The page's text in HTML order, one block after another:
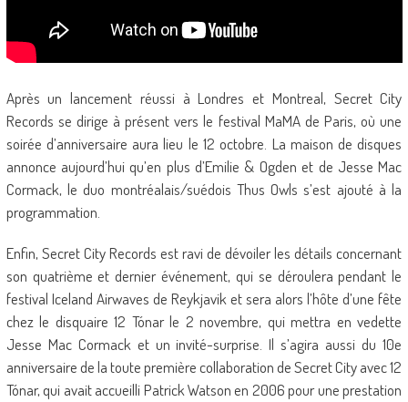
Après un lancement réussi à Londres et Montreal, Secret City
Records se dirige à présent vers le festival MaMA de Paris, où une
soirée d’anniversaire aura lieu le 12 octobre. La maison de disques
annonce aujourd’hui qu’en plus d’Emilie & Ogden et de Jesse Mac
Cormack, le duo montréalais/suédois Thus Owls s’est ajouté à la
programmation.
Enfin, Secret City Records est ravi de dévoiler les détails concernant
son quatrième et dernier événement, qui se déroulera pendant le
festival Iceland Airwaves de Reykjavik et sera alors l’hôte d’une fête
chez le disquaire 12 Tónar le 2 novembre, qui mettra en vedette
Jesse Mac Cormack et un invité-surprise. Il s’agira aussi du 10e
anniversaire de la toute première collaboration de Secret City avec 12
Tónar, qui avait accueilli Patrick Watson en 2006 pour une prestation